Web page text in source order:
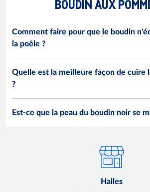
BOUDIN AUX
Comment faire pour que le boudin
la poêle ?
Quelle est la meilleure façon de cuire
?
Est-ce que la peau du boudin noir se
Halles